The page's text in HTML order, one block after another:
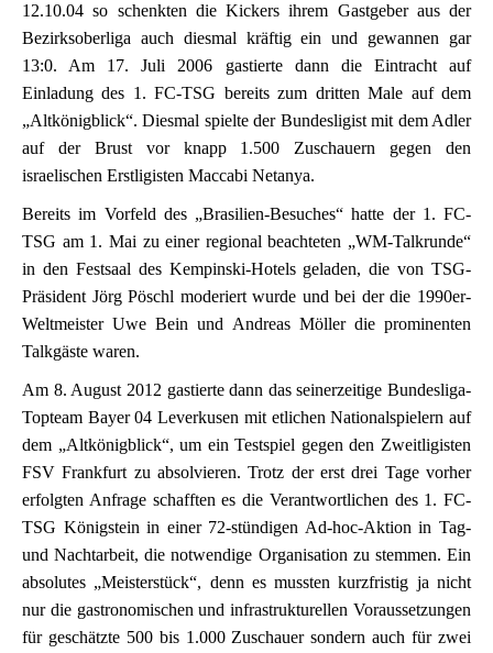
12.10.04 so schenkten die Kickers ihrem Gastgeber aus der
Bezirksoberliga auch diesmal kräftig ein und gewannen gar
13:0. Am 17. Juli 2006 gastierte dann die Eintracht auf
Einladung des 1. FC-TSG bereits zum dritten Male auf dem
„Altkönigblick“. Diesmal spielte der Bundesligist mit dem Adler
auf der Brust vor knapp 1.500 Zuschauern gegen den
israelischen Erstligisten Maccabi Netanya.
Bereits im Vorfeld des „Brasilien-Besuches“ hatte der 1. FC-
TSG am 1. Mai zu einer regional beachteten „WM-Talkrunde“
in den Festsaal des Kempinski-Hotels geladen, die von TSG-
Präsident Jörg Pöschl moderiert wurde und bei der die 1990er-
Weltmeister Uwe Bein und Andreas Möller die prominenten
Talkgäste waren.
Am 8. August 2012 gastierte dann das seinerzeitige Bundesliga-
Topteam Bayer 04 Leverkusen mit etlichen Nationalspielern auf
dem „Altkönigblick“, um ein Testspiel gegen den Zweitligisten
FSV Frankfurt zu absolvieren. Trotz der erst drei Tage vorher
erfolgten Anfrage schafften es die Verantwortlichen des 1. FC-
TSG Königstein in einer 72-stündigen Ad-hoc-Aktion in Tag-
und Nachtarbeit, die notwendige Organisation zu stemmen. Ein
absolutes „Meisterstück“, denn es mussten kurzfristig ja nicht
nur die gastronomischen und infrastrukturellen Voraussetzungen
für geschätzte 500 bis 1.000 Zuschauer sondern auch für zwei